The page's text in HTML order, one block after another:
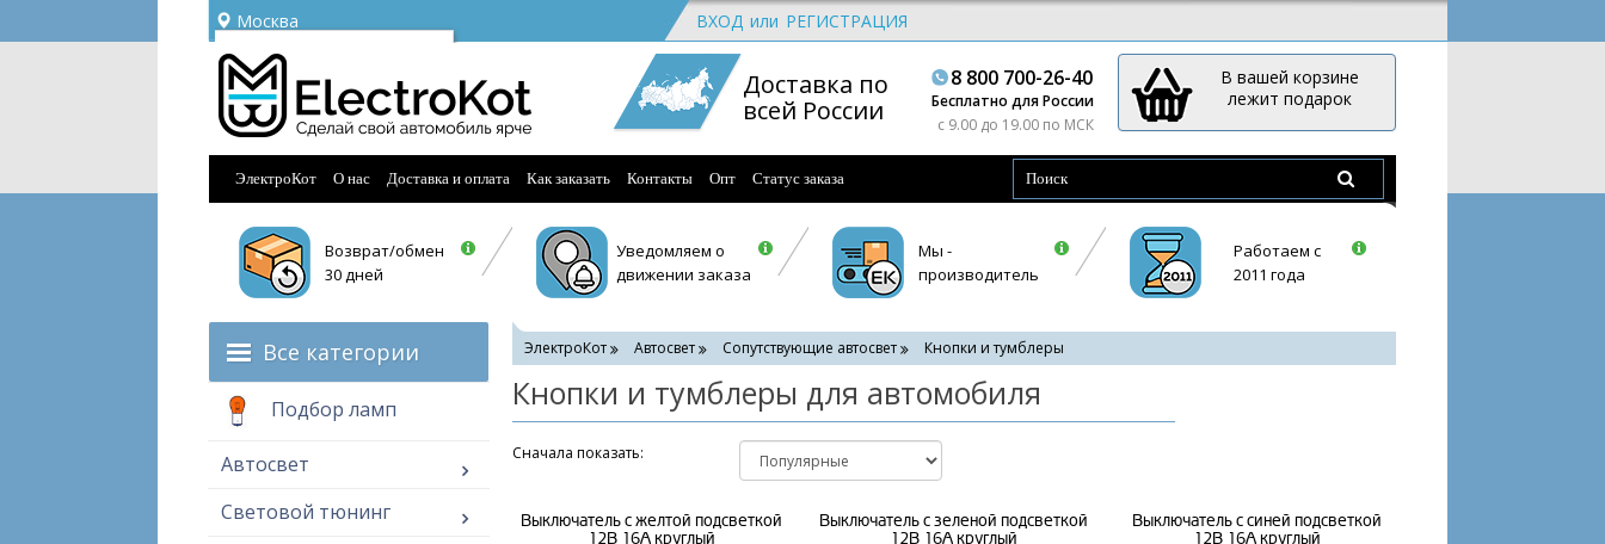
Москва
Ваш город —
Угадали?
ВХОД или РЕГИСТРАЦИЯ
Доставка по
всей России
8 800 700-26-40
Бесплатно для России
c 9.00 до 19.00 по МСК
В вашей корзине
лежит подарок
ЭлектроКот О нас Доставка и оплата Как заказать Контакты Опт Статус заказа
Возврат/обмен
30 дней
Уведомляем о
движении заказа
Мы -
производитель
Работаем с
2011 года
Все категории
Подбор ламп
Автосвет
Световой тюнинг
ЭлектроКот Автосвет Сопутствующие автосвет Кнопки и тумблеры
Кнопки и тумблеры для автомобиля
Cначала показать:
Выключатель с желтой подсветкой
12В 16А круглый
Выключатель с зеленой подсветкой
12В 16А круглый
Выключатель с синей подсветкой
12В 16А круглый